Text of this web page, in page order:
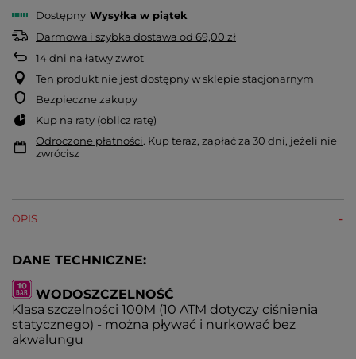
Dostępny Wysyłka w piątek
Darmowa i szybka dostawa od 69,00 zł
14dni na łatwy zwrot
Ten produkt nie jest dostępny w sklepie stacjonarnym
Bezpieczne zakupy
Kup na raty (oblicz ratę)
Odroczone płatności. Kup teraz, zapłać za 30 dni, jeżeli nie
zwrócisz
OPIS
DANE TECHNICZNE:
WODOSZCZELNOŚĆ
Klasa szczelności 100M (10 ATM dotyczy ciśnienia
statycznego) - można pływać i nurkować bez
akwalungu